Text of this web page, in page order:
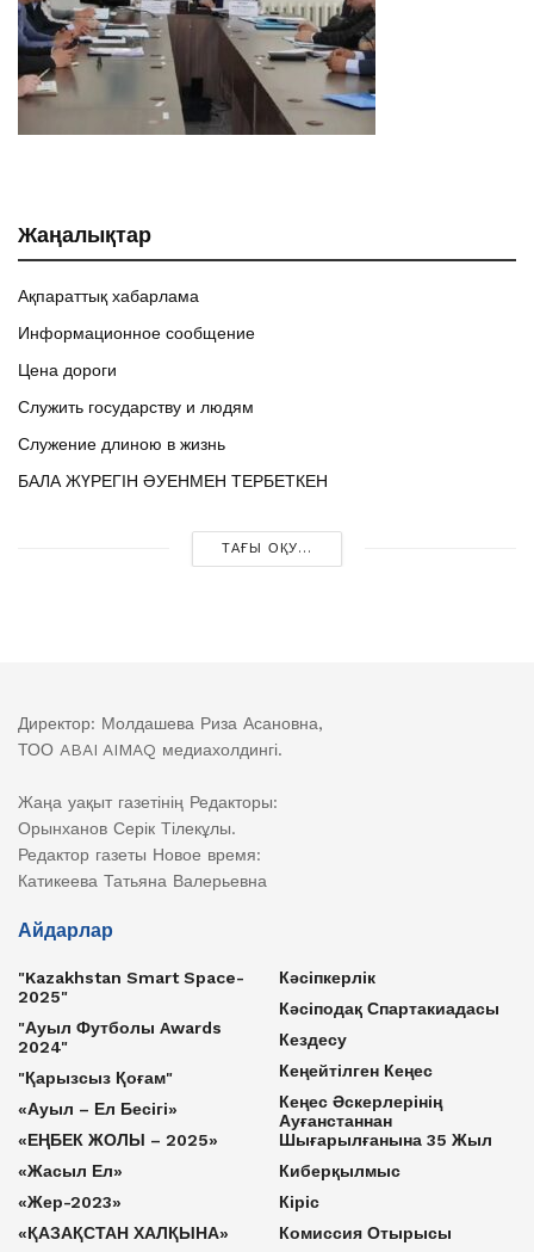
Жаңалықтар
Ақпараттық хабарлама
Информационное сообщение
Цена дороги
Служить государству и людям
Служение длиною в жизнь
БАЛА ЖҮРЕГІН ӘУЕНМЕН ТЕРБЕТКЕН
ТАҒЫ ОҚУ...
Директор: Молдашева Риза Асановна,
ТОО ABAI AIMAQ медиахолдингі.
Жаңа уақыт газетінің Редакторы:
Орынханов Серік Тілекұлы.
Редактор газеты Новое время:
Катикеева Татьяна Валерьевна
Айдарлар
"Kazakhstan Smart Space-
2025"
"Ауыл Футболы Awards
2024"
"Қарызсыз Қоғам"
«Ауыл – Ел Бесігі»
«ЕҢБЕК ЖОЛЫ – 2025»
«Жасыл Ел»
«Жер-2023»
«ҚАЗАҚСТАН ХАЛҚЫНА»
Кәсіпкерлік
Кәсіподақ Спартакиадасы
Кездесу
Кеңейтілген Кеңес
Кеңес Әскерлерінің
Ауғанстаннан
Шығарылғанына 35 Жыл
Киберқылмыс
Кіріс
Комиссия Отырысы